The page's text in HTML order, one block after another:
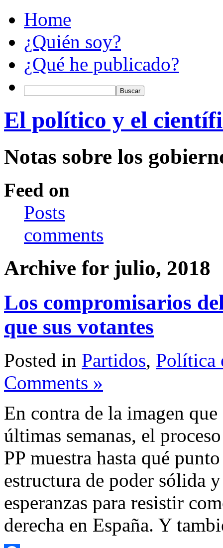
Home
¿Quién soy?
¿Qué he publicado?
El político y el
Notas sobre los
Feed on
Posts
comments
Archive for julio, 2018
Los compromisarios
que sus votantes
Posted in Partidos, Política
Comments »
En contra de la imagen
últimas semanas, el
PP muestra hasta qué
estructura de poder sólida
esperanzas para resistir
derecha en España. Y